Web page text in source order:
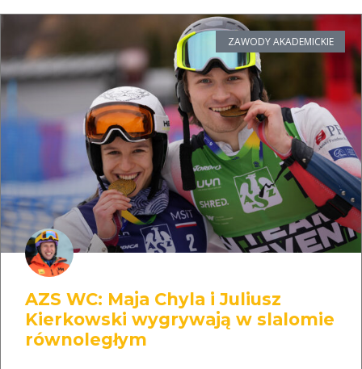
ZAWODY AKADEMICKIE
AZS WC: Maja Chyla i Juliusz
Kierkowski wygrywają w slalomie
równoległym